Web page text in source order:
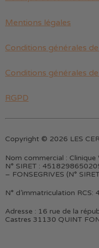
Mentions légales
Conditions générales
Conditions générales
RGPD
Copyright © 2026 LES
Nom commercial : Clinique
N° SIRET :
– FONSEGRIVES (N°
N° d’immatriculation RCS:
Adresse : 16 rue de la
Castres 31130 QUINT